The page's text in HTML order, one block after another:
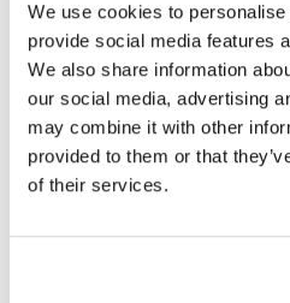
We use cookies to
provide social media features
We also share information
our social media, advertising
may combine it with other
provided to them or that
of their services.
Esercizi e Grammatica